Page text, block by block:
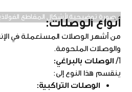
صورة توضيحية لأشكال المقاطع
أنواع الوصلات:
من أشهر الوصلات المستعملة في
والوصلات الملحومة.
1/ الوصلات بالبراغي:
ينقسم هذا النوع إلى:
الوصلات التراكبية: